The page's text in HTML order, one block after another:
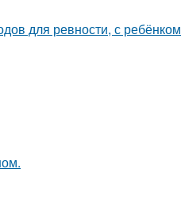
для ревности, с ребёнком